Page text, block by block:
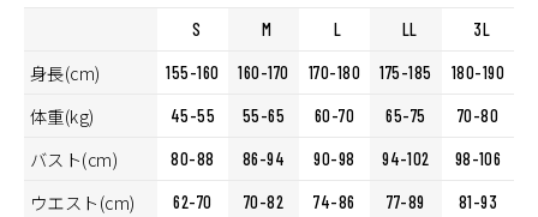
S M L LL 3L
身長(cm) 155-160 160-170 170-180 175-185 180-190
体重(kg) 45-55 55-65 60-70 65-75 70-80
バスト(cm) 80-88 86-94 90-98 94-102 98-106
ウエスト(cm) 62-70 70-82 74-86 77-89 81-93